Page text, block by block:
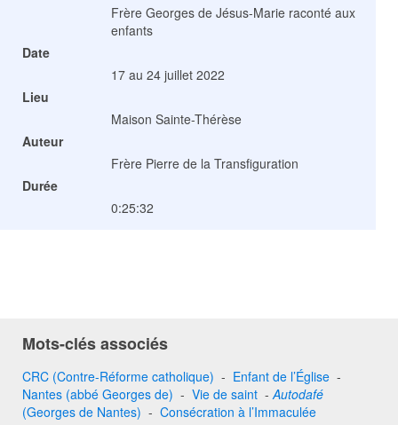
Frère Georges de Jésus-Marie raconté aux
enfants
Date
17 au 24 juillet 2022
Lieu
Maison Sainte-Thérèse
Auteur
Frère Pierre de la Transfiguration
Durée
0:25:32
Mots-clés associés
CRC (Contre-Réforme catholique) - Enfant de l’Église -
Nantes (abbé Georges de) - Vie de saint - Autodafé
(Georges de Nantes) - Consécration à l’Immaculée